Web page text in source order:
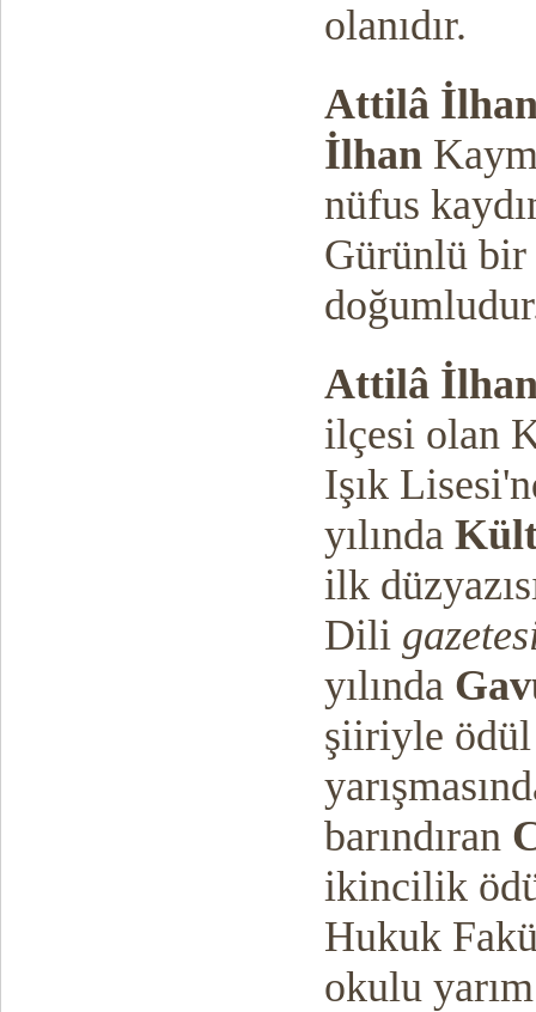
olanıdır.
Attilâ
İlhan
nüfus
Gürünlü
Attilâ
ilçesi olan
Işık
yılında
ilk
Dili
yılında
şiiriyle ödül
barındıran
ikincilik
Hukuk
okulu